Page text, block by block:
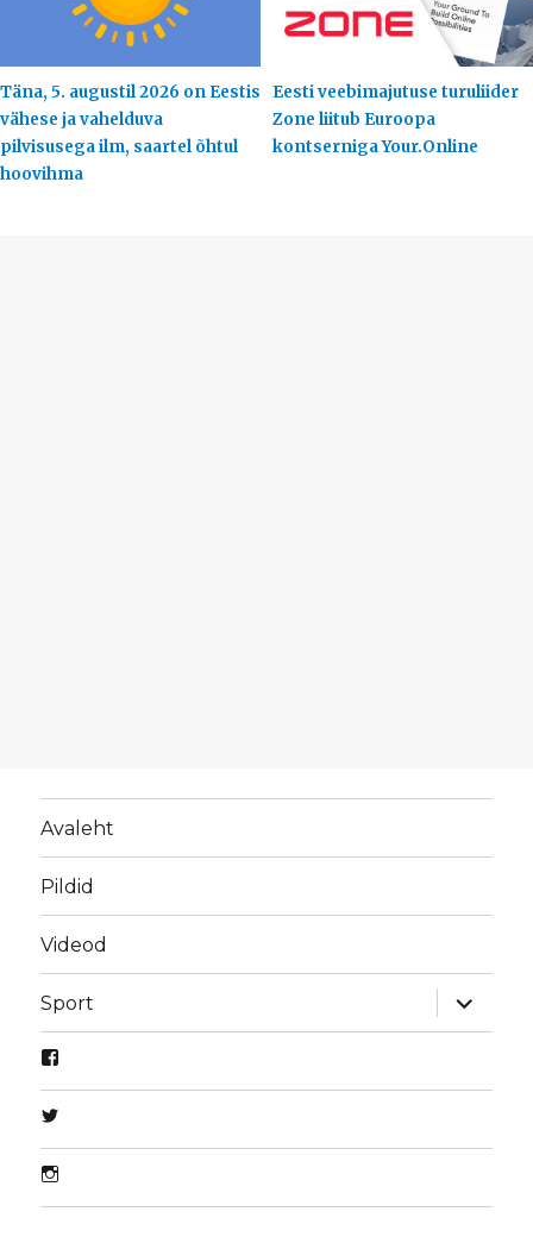
Täna, 5. augustil 2026 on Eestis
vähese ja vahelduva
pilvisusega ilm, saartel õhtul
hoovihma
Eesti veebimajutuse turuliider
Zone liitub Euroopa
kontserniga Your.Online
Avaleht
Pildid
Videod
Sport
laienda